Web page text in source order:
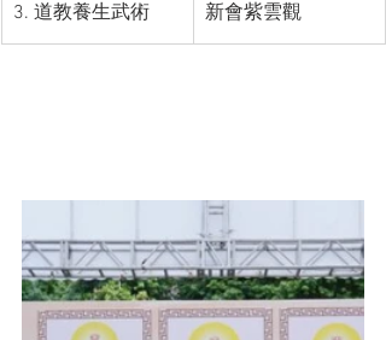
3. 道教養生武術 新會紫雲觀